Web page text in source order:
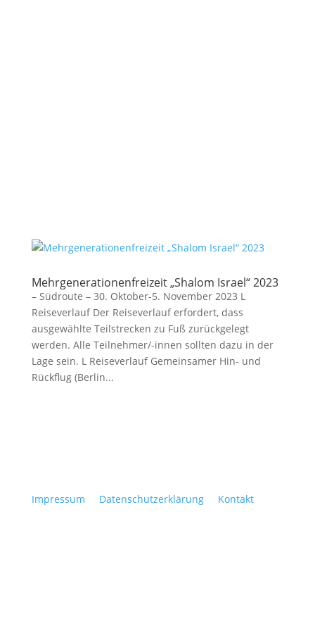
Mehrgenerationenfreizeit „Shalom Israel“ 2023
– Südroute – 30. Oktober-5. November 2023 L
Reiseverlauf Der Reiseverlauf erfordert, dass
ausgewählte Teilstrecken zu Fuß zurückgelegt
werden. Alle Teilnehmer/-innen sollten dazu in der
Lage sein. L Reiseverlauf Gemeinsamer Hin- und
Rückflug (Berlin...
Impressum Datenschutzerklärung Kontakt